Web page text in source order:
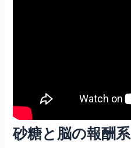
砂糖と脳の報酬系